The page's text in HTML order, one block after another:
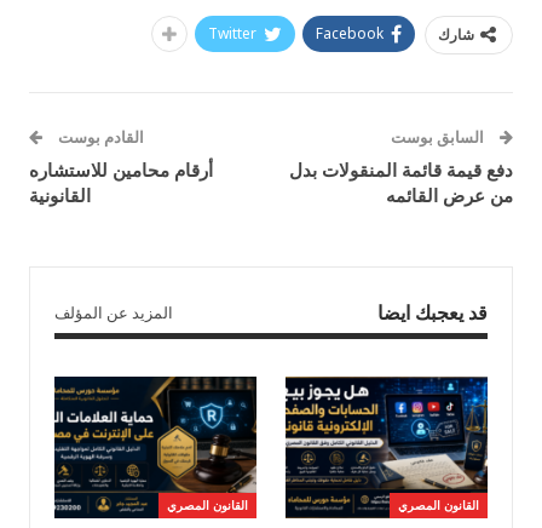
شارك Facebook
Twitter
السابق بوست
دفع قيمة قائمة المنقولات بدل
من عرض القائمه
القادم بوست
أرقام محامين للاستشاره
القانونية
قد يعجبك ايضا المزيد عن المؤلف
القانون المصري القانون المصري